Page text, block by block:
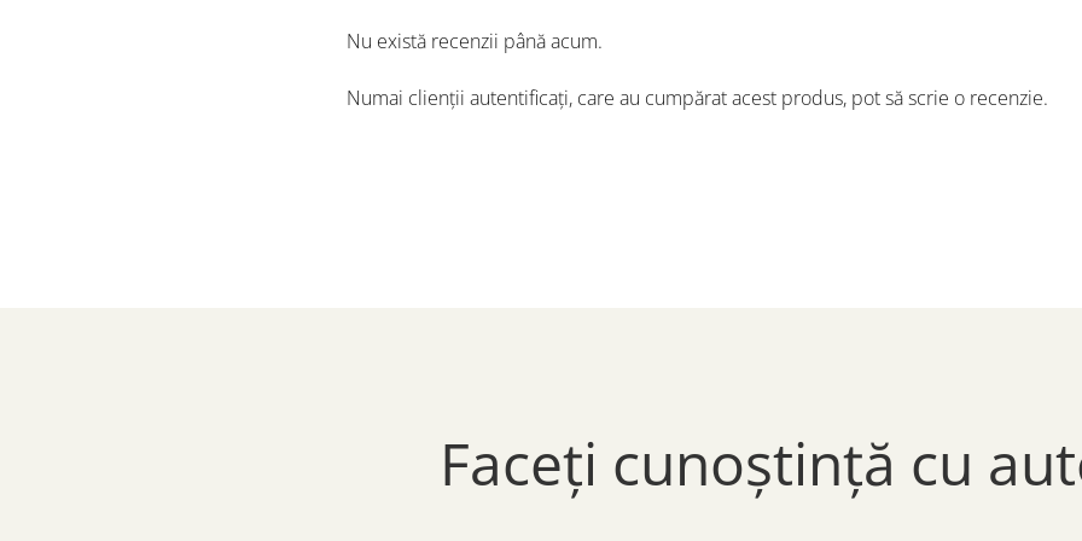
Nu există recenzii până acum.
Numai clienții autentificați, care au cumpărat acest produs, pot să scrie o recenzie.
Faceți cunoștință cu